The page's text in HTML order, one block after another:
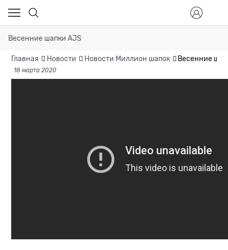
Весенние шапки AJS
Главная Новости Новости Миллион шапок Весенние
18 марта 2020